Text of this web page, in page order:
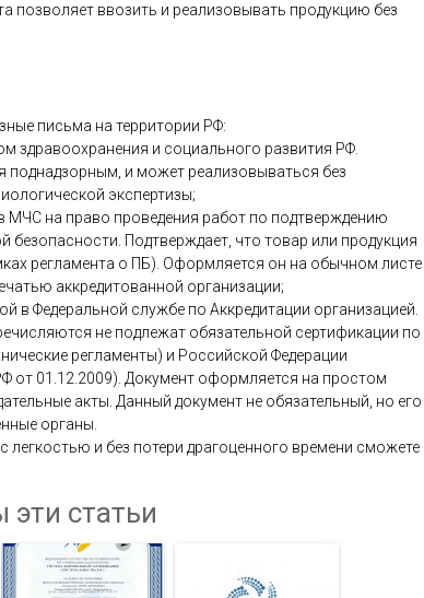
позволяет ввозить и реализовывать продукцию без
письма на территории РФ:
здравоохранения и социального развития РФ.
поднадзорным, и может реализовываться без
экспертизы;
МЧС на право проведения работ по подтверждению
Подтверждает, что товар или продукция
регламента о ПБ). Оформляется он на обычном листе
аккредитованной организации;
в Федеральной службе по Аккредитации организацией.
не подлежат обязательной сертификации по
регламенты) и Российской Федерации
от 01.12.2009). Документ оформляется на простом
акты. Данный документ не обязательный, но его
органы.
легкостью и без потери драгоценного времени сможете
статьи